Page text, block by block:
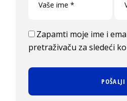
Zapamti moje ime i
pretraživaču za sledeći